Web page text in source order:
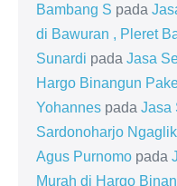
Bambang S pada
di Bawuran , Pleret
Sunardi pada Jasa
Hargo Binangun
Yohannes pada Jasa
Sardonoharjo
Agus Purnomo pada
Murah di Hargo